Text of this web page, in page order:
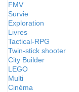
FMV
Survie
Exploration
Livres
Tactical-RPG
Twin-stick shooter
City Builder
LEGO
Multi
Cinéma